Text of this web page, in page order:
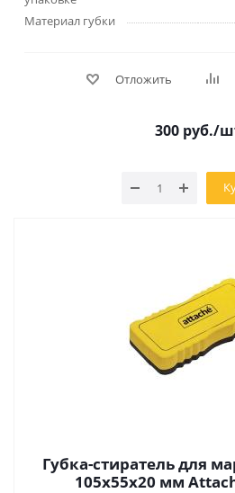
Материал губки
Отложить
300руб./
Губка-стиратель для
105x55x20 мм